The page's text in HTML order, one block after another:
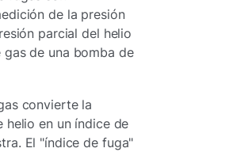
de la presión
parcial del helio
de una bomba de
convierte la
helio en un índice de
El "índice de fuga"